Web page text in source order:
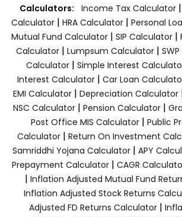
Calculators: Income Tax Calculator |
Calculator | HRA Calculator | Personal
Mutual Fund Calculator | SIP Calculator |
Calculator | Lumpsum Calculator |
Calculator| Simple Interest
Interest Calculator| Car Loan
EMI Calculator| Depreciation Calculator
NSC Calculator| Pension Calculator|
Post Office MIS Calculator| Public
Calculator| Return On Investment
Samriddhi Yojana Calculator| APY
Prepayment Calculator | CAGR
| Inflation Adjusted Mutual Fund
Inflation Adjusted Stock Returns
Adjusted FD Returns Calculator|